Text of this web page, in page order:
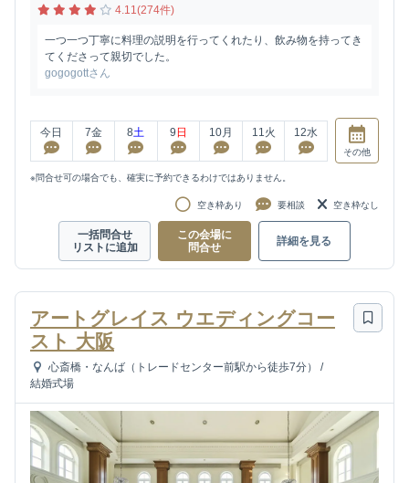
4.11(274件)
一つ一つ丁寧に料理の説明を行ってくれたり、飲み物を持ってき
てくださって親切でした。
gogogottさん
今日 7金 8土 9 日 10月 11 火 12水
その他
※問合せ可の場合でも、確実に予約できるわけではありません。
空き枠あり 要相談 空き枠なし
一括問合せ
リストに追加
この会場に
問合せ
詳細を見る
アートグレイス ウエディングコー
スト 大阪
心斎橋・なんば（トレードセンター前駅から徒歩7分）
/
結婚式場